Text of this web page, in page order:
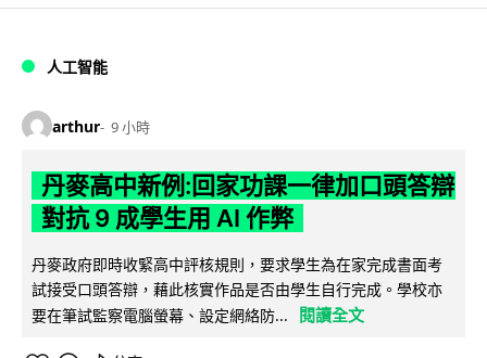
人工智能
arthur 9 小時
丹麥高中新例:回家功課一律加口頭答辯
對抗 9 成學生用 AI 作弊
丹麥政府即時收緊高中評核規則，要求學生為在家完成書面考
試接受口頭答辯，藉此核實作品是否由學生自行完成。學校亦
要在筆試監察電腦螢幕、設定網絡防...
閱讀全文